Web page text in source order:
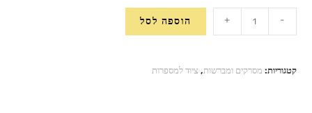
של
פן
-
+ הוספה לסל
קטגוריות: מסרקים ומברשות, ציוד למספרות